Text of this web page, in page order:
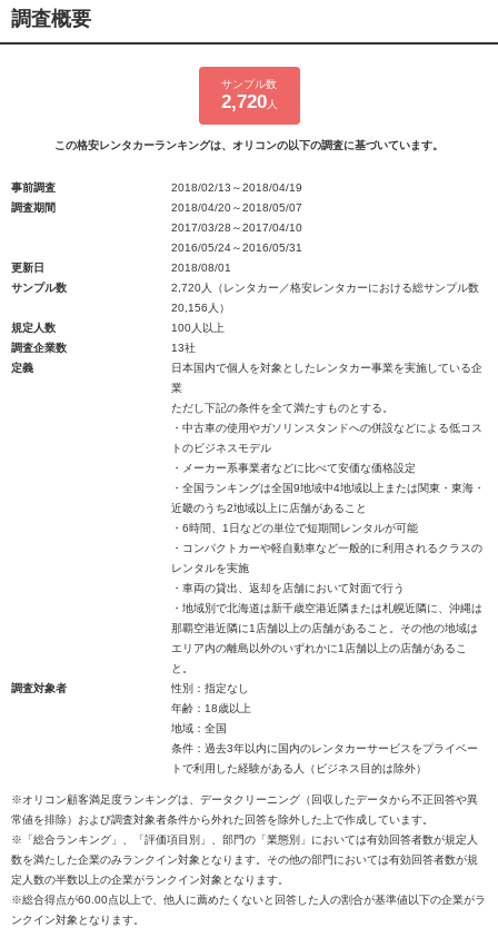
調査概要
サンプル数
2,720人
この格安レンタカーランキングは、オリコンの以下の調査に基づいています。
事前調査
2018/02/13～2018/04/19
調査期間
2018/04/20～2018/05/07
2017/03/28～2017/04/10
2016/05/24～2016/05/31
更新日
2018/08/01
サンプル数
2,720人（レンタカー／格安レンタカーにおける総サンプル数
20,156人）
規定人数
100人以上
調査企業数
13社
定義
日本国内で個人を対象としたレンタカー事業を実施している企
業
ただし下記の条件を全て満たすものとする。
・中古車の使用やガソリンスタンドへの併設などによる低コス
トのビジネスモデル
・メーカー系事業者などに比べて安価な価格設定
・全国ランキングは全国9地域中4地域以上または関東・東海・
近畿のうち2地域以上に店舗があること
・6時間、1日などの単位で短期間レンタルが可能
・コンパクトカーや軽自動車など一般的に利用されるクラスの
レンタルを実施
・車両の貸出、返却を店舗において対面で行う
・地域別で北海道は新千歳空港近隣または札幌近隣に、沖縄は
那覇空港近隣に1店舗以上の店舗があること。その他の地域は
エリア内の離島以外のいずれかに1店舗以上の店舗があるこ
と。
調査対象者
性別：指定なし
年齢：18歳以上
地域：全国
条件：過去3年以内に国内のレンタカーサービスをプライベー
トで利用した経験がある人（ビジネス目的は除外）
※オリコン顧客満足度ランキングは、データクリーニング（回収したデータから不正回答や異
常値を排除）および調査対象者条件から外れた回答を除外した上で作成しています。
※「総合ランキング」、「評価項目別」、部門の「業態別」においては有効回答者数が規定人
数を満たした企業のみランクイン対象となります。その他の部門においては有効回答者数が規
定人数の半数以上の企業がランクイン対象となります。
※総合得点が60.00点以上で、他人に薦めたくないと回答した人の割合が基準値以下の企業がラ
ンクイン対象となります。